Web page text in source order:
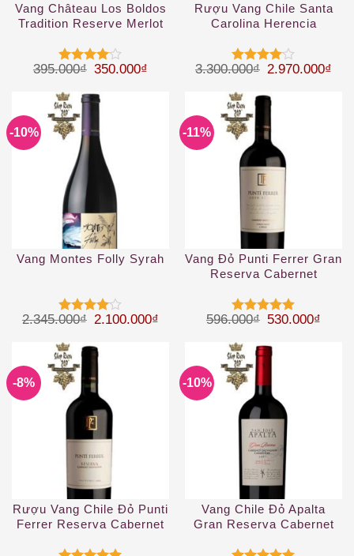
Vang Château Los Boldos
Tradition Reserve Merlot
Được
45 sao
395.000₫ Giá gốc là: 395.000₫.
350.000₫ Giá hiện tại là: 350.000₫.
Rượu Vang Chile Santa
Carolina Herencia
Được
45 sao
3.300.000₫ Giá gốc là:
2.970.000₫
-10%
Vang Montes Folly Syrah
Được
45 sao
2.345.000₫ Giá gốc là: 2.345.000₫.
2.100.000₫ Giá hiện tại là: 2.100.000₫.
-11%
Vang Đỏ Punti Ferrer Gran
Reserva Cabernet
Được xếp
sao
596.000₫ Giá gốc là:
530.000₫
-8%
Rượu Vang Chile Đỏ Punti
Ferrer Reserva Cabernet
-10%
Vang Chile Đỏ Apalta
Gran Reserva Cabernet